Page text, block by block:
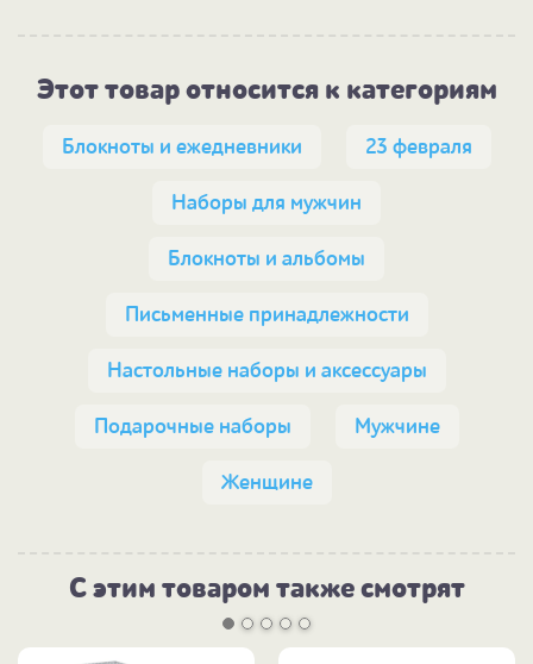
Этот товар относится к категориям
Блокноты и ежедневники 23 февраля
Наборы для мужчин
Блокноты и альбомы
Письменные принадлежности
Настольные наборы и аксессуары
Подарочные наборы Мужчине
Женщине
С этим товаром также смотрят